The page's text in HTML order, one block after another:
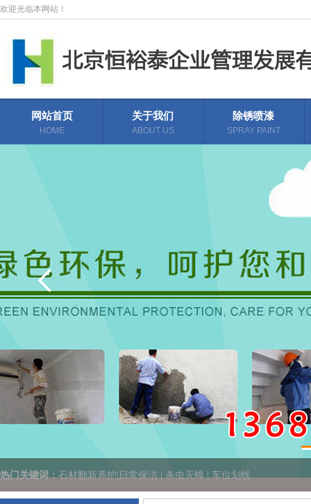
欢迎光临本网站！
网站首页
HOME
关于我们
ABOUT US
除锈喷漆
SPRAY PAINT
热门关键词：石材翻新养护|日常保洁 | 杀虫灭蟑 | 车位划线